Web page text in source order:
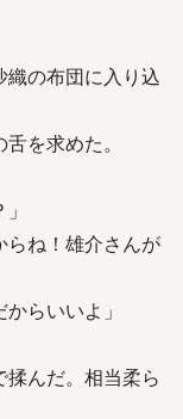
の布団に入り込
を求めた。
らね！雄介さんが
らいいよ」
んだ。相当柔ら